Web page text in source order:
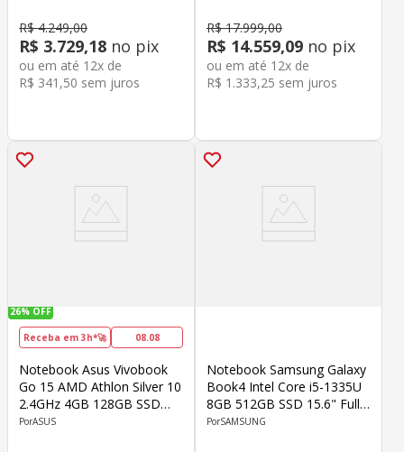
R$ 4.249,00
R$ 3.729,18 no pix
ou em até 12x de
R$ 341 ,50 sem juros
R$ 17.999,00
R$ 14.559,09 no pix
ou em até 12x de
R$ 1 .333,25 sem juros
26% OFF
Receba em 3h*🚀 08.08
Notebook Asus Vivobook
Go 15 AMD Athlon Silver 10
2.4GHz 4GB 128GB SSD
15.6" FHD Windows 11
ASUS
Notebook Samsung Galaxy
Book4 Intel Core i5-1335U
8GB 512GB SSD 15.6" Full
HD Windows 11 Home
SAMSUNG